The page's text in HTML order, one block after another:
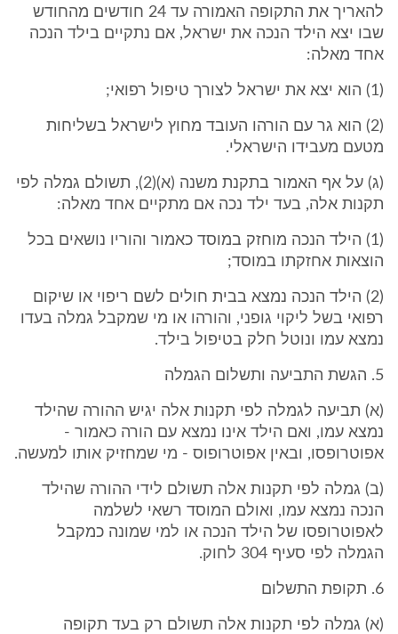
להאריך את התקופה האמורה עד 24 חודשים מהחודש
שבו יצא הילד הנכה את ישראל, אם נתקיים בילד הנכה
אחד מאלה:
(1) הוא יצא את ישראל לצורך טיפול רפואי;
(2) הוא גר עם הורהו העובד מחוץ לישראל בשליחות
מטעם מעבידו הישראלי.
(ג) על אף האמור בתקנת משנה (א)(2), תשולם גמלה לפי
תקנות אלה, בעד ילד נכה אם מתקיים אחד מאלה:
(1) הילד הנכה מוחזק במוסד כאמור והוריו נושאים בכל
הוצאות אחזקתו במוסד;
(2) הילד הנכה נמצא בבית חולים לשם ריפוי או שיקום
רפואי בשל ליקוי גופני, והורהו או מי שמקבל גמלה בעדו
נמצא עמו ונוטל חלק בטיפול בילד.
5. הגשת התביעה ותשלום הגמלה
(א) תביעה לגמלה לפי תקנות אלה יגיש ההורה שהילד
נמצא עמו, ואם הילד אינו נמצא עם הורה כאמור -
אפוטרופסו, ובאין אפוטרופוס - מי שמחזיק אותו למעשה.
(ב) גמלה לפי תקנות אלה תשולם לידי ההורה שהילד
הנכה נמצא עמו, ואולם המוסד רשאי לשלמה
לאפוטרופסו של הילד הנכה או למי שמונה כמקבל
הגמלה לפי סעיף 304 לחוק.
6. תקופת התשלום
(א) גמלה לפי תקנות אלה תשולם רק בעד תקופה